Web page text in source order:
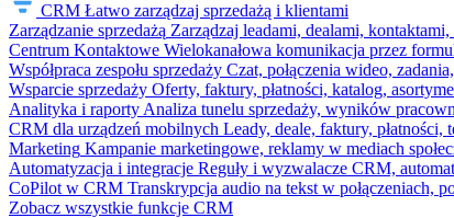
CRM Łatwo zarządzaj sprzedażą i klientami
Zarządzanie sprzedażą Zarządzaj leadami, dealami,
Centrum Kontaktowe Wielokanałowa komunikacja przez
Współpraca zespołu sprzedaży Czat, połączenia wideo,
Wsparcie sprzedaży Oferty, faktury, płatności, katalog,
Analityka i raporty Analiza tunelu sprzedaży, wyników
CRM dla urządzeń mobilnych Leady, deale, faktury, płatności,
Marketing Kampanie marketingowe, reklamy w mediach
Automatyzacja i integracje Reguły i wyzwalacze CRM,
CoPilot w CRM Transkrypcja audio na tekst w połączeniach,
Zobacz wszystkie funkcje CRM